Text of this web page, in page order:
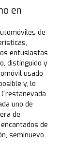
en
de
entusiastas
distinguido y
usado
y, lo
uno de
de
de
seminuevo